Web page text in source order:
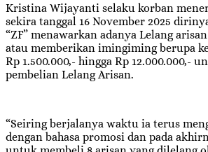
Kristina Wijayanti selaku korban
sekira tanggal 16 November 2025
“ZF” menawarkan adanya Lelang
atau memberikan imingiming berupa
Rp 1.500.000,- hingga Rp 12.000.000,-
pembelian Lelang Arisan.
“Seiring berjalanya waktu ia terus
dengan bahasa promosi dan pada